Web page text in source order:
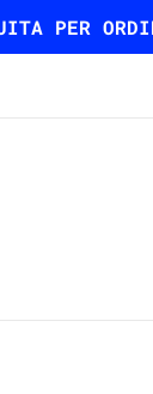
PER